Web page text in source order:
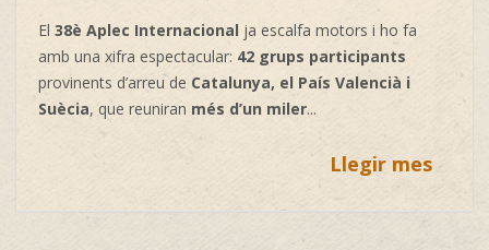
El 38è Aplec Internacional ja escalfa motors i ho fa
amb una xifra espectacular: 42 grups participants
provinents d’arreu de Catalunya, el País Valencià i
Suècia, que reuniran més d’un miler...
Llegir mes